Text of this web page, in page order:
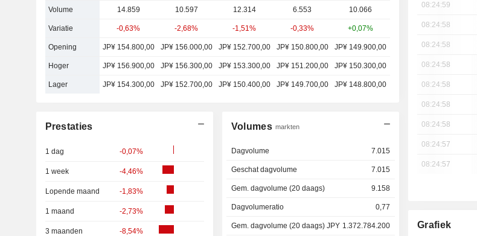
Volume 14.859 10.597 12.314 6.553 10.066
Variatie -0,63% -2,68% -1,51% -0,33% +0,07%
Opening JP¥ 154.800,00 JP¥ 156.000,00 JP¥ 152.700,00 JP¥ 150.800,00 JP¥ 149.900,00
Hoger JP¥ 156.900,00 JP¥ 156.300,00 JP¥ 153.300,00 JP¥ 151.200,00 JP¥ 150.300,00
Lager JP¥ 154.300,00 JP¥ 152.700,00 JP¥ 150.400,00 JP¥ 149.700,00 JP¥ 148.800,00
Prestaties
1 dag -0,07%
1 week -4,46%
Lopende maand -1,83%
1 maand -2,73%
3 maanden -8,54%
Volumes markten
Dagvolume 7.015
Geschat dagvolume 7.015
Gem. dagvolume (20 daags) 9.158
Dagvolumeratio 0,77
Gem. dagvolume (20 daags) JPY 1.372.784.200
08:24:59
08:24:58
08:24:58
08:24:58
08:24:58
08:24:58
08:24:58
08:24:57
08:24:57
Grafiek